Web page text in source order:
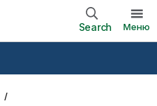
Search Меню